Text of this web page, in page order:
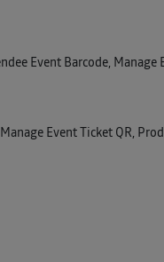
Event Barcode, Manage
Event Ticket QR,